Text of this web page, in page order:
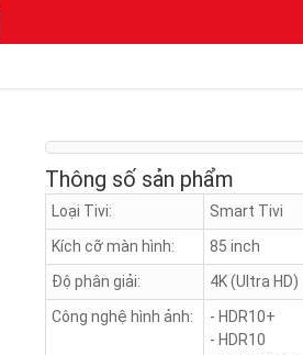
Thông số sản phẩm
Loại Tivi:
Smart Tivi
Kích cỡ màn hình:
85 inch
Độ phân giải:
4K (Ultra HD)
Công nghệ hình ảnh:
- HDR10+
- HDR10